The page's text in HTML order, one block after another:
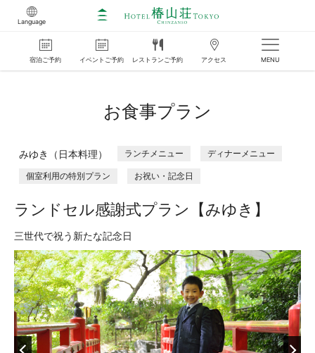
Language
宿泊ご予約 イベント ご予約 レストラン ご予約 アクセス MENU
お食事プラン
みゆき（日本料理） ランチメニュー ディナーメニュー
個室利用の特別プラン お祝い・記念日
ランドセル感謝式プラン【みゆき】
三世代で祝う新たな記念日